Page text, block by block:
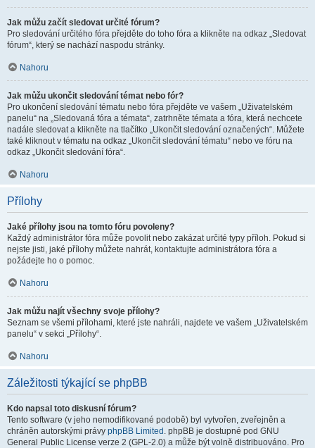
Jak můžu začít sledovat určité fórum?
Pro sledování určitého fóra přejděte do toho fóra a klikněte na odkaz „Sledovat
fórum“, který se nachází naspodu stránky.
Nahoru
Jak můžu ukončit sledování témat nebo fór?
Pro ukončení sledování tématu nebo fóra přejděte ve vašem „Uživatelském
panelu“ na „Sledovaná fóra a témata“, zatrhněte témata a fóra, která nechcete
nadále sledovat a klikněte na tlačítko „Ukončit sledování označených“. Můžete
také kliknout v tématu na odkaz „Ukončit sledování tématu“ nebo ve fóru na
odkaz „Ukončit sledování fóra“.
Nahoru
Přílohy
Jaké přílohy jsou na tomto fóru povoleny?
Každý administrátor fóra může povolit nebo zakázat určité typy příloh. Pokud si
nejste jisti, jaké přílohy můžete nahrát, kontaktujte administrátora fóra a
požádejte ho o pomoc.
Nahoru
Jak můžu najít všechny svoje přílohy?
Seznam se všemi přílohami, které jste nahráli, najdete ve vašem „Uživatelském
panelu“ v sekci „Přílohy“.
Nahoru
Záležitosti týkající se phpBB
Kdo napsal toto diskusní fórum?
Tento software (v jeho nemodifikované podobě) byl vytvořen, zveřejněn a
chráněn autorskými právy phpBB Limited . phpBB je dostupné pod GNU
General Public License verze 2 (GPL-2.0) a může být volně distribuováno. Pro